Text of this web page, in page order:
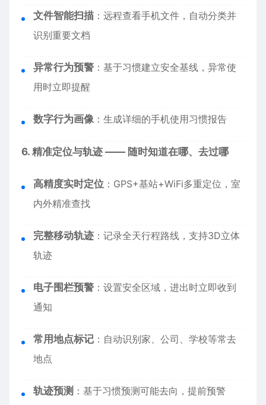
文件智能扫描 ：远程查看手机文件，自动分类并
识别重要文档
异常行为预警 ：基于习惯建立安全基线，异常使
用时立即提醒
数字行为画像：生成详细的手机使用习惯报告
6. 精准定位与轨迹 —— 随时知道在哪、去过哪
高精度实时定位 ：GPS+基站+WiFi多重定位，室
内外精准查找
完整移动轨迹 ：记录全天行程路线，支持3D立体
轨迹
电子围栏预警 ：设置安全区域，进出时立即收到
通知
常用地点标记 ：自动识别家、公司、学校等常去
地点
轨迹预测 ：基于习惯预测可能去向，提前预警